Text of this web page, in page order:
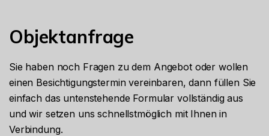
Objektanfrage
Sie haben noch Fragen zu dem Angebot oder wollen
einen Besichtigungstermin vereinbaren, dann füllen Sie
einfach das untenstehende Formular vollständig aus
und wir setzen uns schnellstmöglich mit Ihnen in
Verbindung.